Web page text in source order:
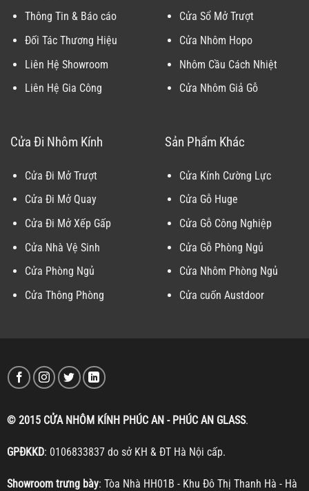
Thông Tin & Báo cáo
Đối Tác Thương Hiệu
Liên Hệ Showroom
Liên Hệ Gia Công
Cửa Sổ Mở Trượt
Cửa Nhôm Hopo
Nhôm Cầu Cách Nhiệt
Cửa Nhôm Giả Gỗ
Cửa Đi Nhôm Kính
Cửa Đi Mở Trượt
Cửa Đi Mở Quay
Cửa Đi Mở Xếp Gấp
Cửa Nhà Vệ Sinh
Cửa Phòng Ngủ
Cửa Thông Phòng
Sản Phẩm Khác
Cửa Kính Cường Lực
Cửa Gỗ Huge
Cửa Gỗ Công Nghiệp
Cửa Gỗ Phòng Ngủ
Cửa Nhôm Phòng Ngủ
Cửa cuốn Austdoor
© 2015 CỬA NHÔM KÍNH PHÚC AN - PHÚC AN GLASS.
GPĐKKD: 0106833837 do sở KH & ĐT Hà Nội cấp.
Showroom trưng bày: Tòa Nhà HH01B - Khu Đô Thị Thanh Hà - Hà